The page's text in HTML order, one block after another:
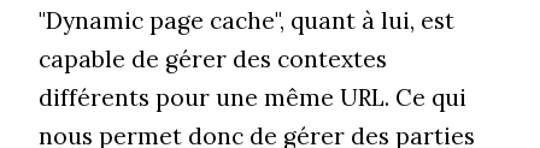
"Dynamic page cache", quant à lui, est
capable de gérer des contextes
différents pour une même URL. Ce qui
nous permet donc de gérer des parties